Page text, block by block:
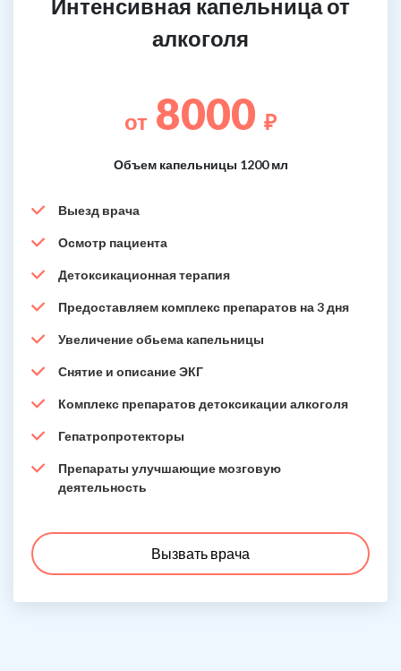
Интенсивная капельница от
алкоголя
от 8000 ₽
Объем капельницы 1200 мл
Выезд врача
Осмотр пациента
Детоксикационная терапия
Предоставляем комплекс препаратов на 3 дня
Увеличение обьема капельницы
Снятие и описание ЭКГ
Комплекс препаратов детоксикации алкоголя
Гепатропротекторы
Препараты улучшающие мозговую
деятельность
Вызвать врача